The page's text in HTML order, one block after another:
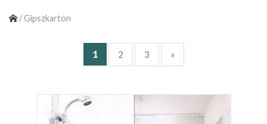
/Gipszkarton
1 2 3 »